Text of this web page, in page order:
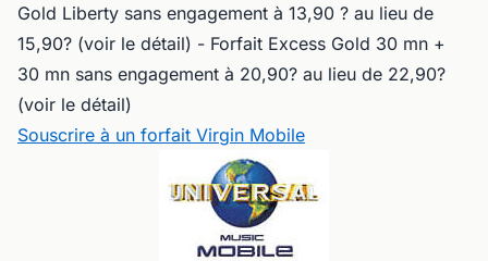
Gold Liberty sans engagement à 13,90 ? au lieu de
15,90? (voir le détail) - Forfait Excess Gold 30 mn +
30 mn sans engagement à 20,90? au lieu de 22,90?
(voir le détail)
Souscrire à un forfait Virgin Mobile